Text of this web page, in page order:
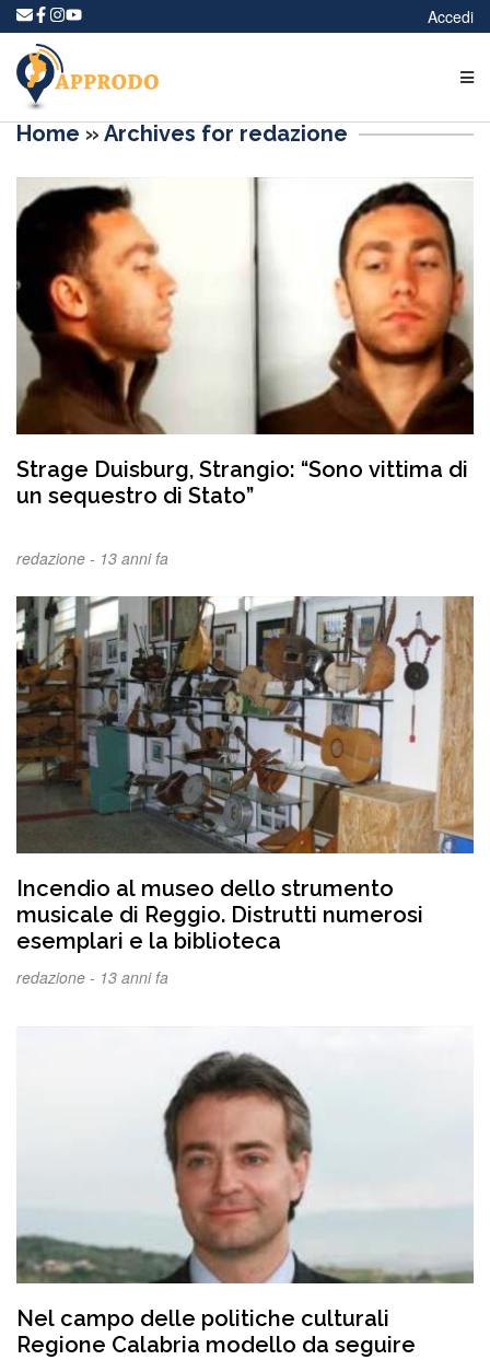
Accedi
Home » Archives for redazione
Strage Duisburg, Strangio: “Sono vittima di
un sequestro di Stato”
redazione - 13 anni fa
Incendio al museo dello strumento
musicale di Reggio. Distrutti numerosi
esemplari e la biblioteca
redazione - 13 anni fa
Nel campo delle politiche culturali
Regione Calabria modello da seguire